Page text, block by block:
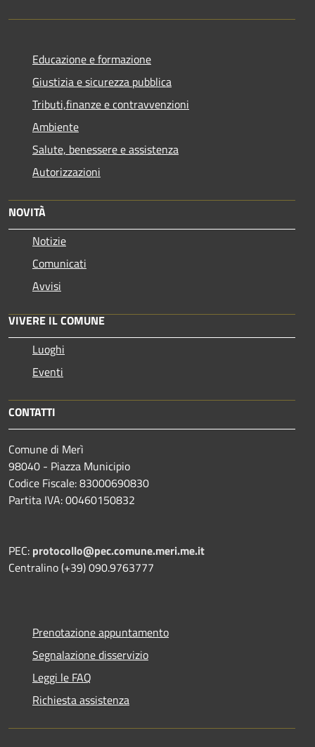
Educazione e formazione
Giustizia e sicurezza pubblica
Tributi,finanze e contravvenzioni
Ambiente
Salute, benessere e assistenza
Autorizzazioni
NOVITÀ
Notizie
Comunicati
Avvisi
VIVERE IL COMUNE
Luoghi
Eventi
CONTATTI
Comune di Merì
98040 - Piazza Municipio
Codice Fiscale: 83000690830
Partita IVA: 00460150832
PEC: protocollo@pec.comune.meri.me.it
Centralino (+39) 090.9763777
Prenotazione appuntamento
Segnalazione disservizio
Leggi le FAQ
Richiesta assistenza